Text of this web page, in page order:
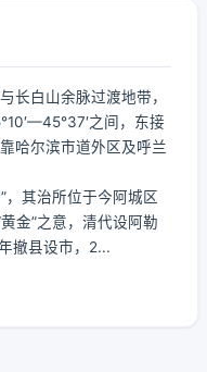
长白山余脉过渡地带，
之间，东接
哈尔滨市道外区及呼兰
，其治所位于今阿城区
金”之意，清代设阿勒
撤县设市，2...